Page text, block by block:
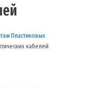
Пластиковых
кабелей